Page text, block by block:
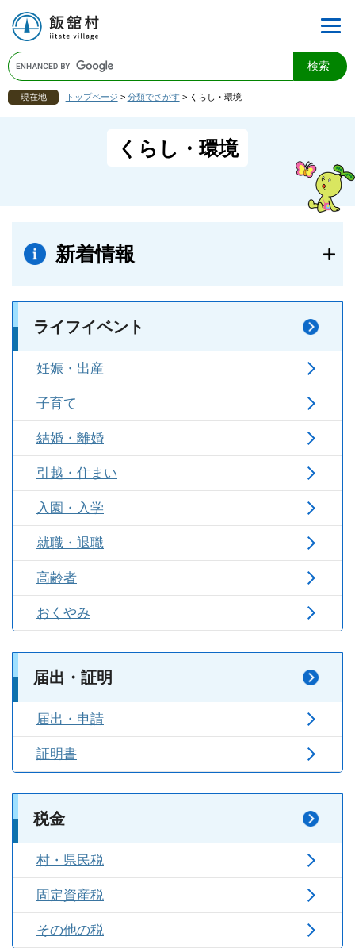
現在地 トップページ > 分類でさがす > くらし・環境
くらし・環境
新着情報
ライフイベント
妊娠・出産
子育て
結婚・離婚
引越・住まい
入園・入学
就職・退職
高齢者
おくやみ
届出・証明
届出・申請
証明書
税金
村・県民税
固定資産税
その他の税